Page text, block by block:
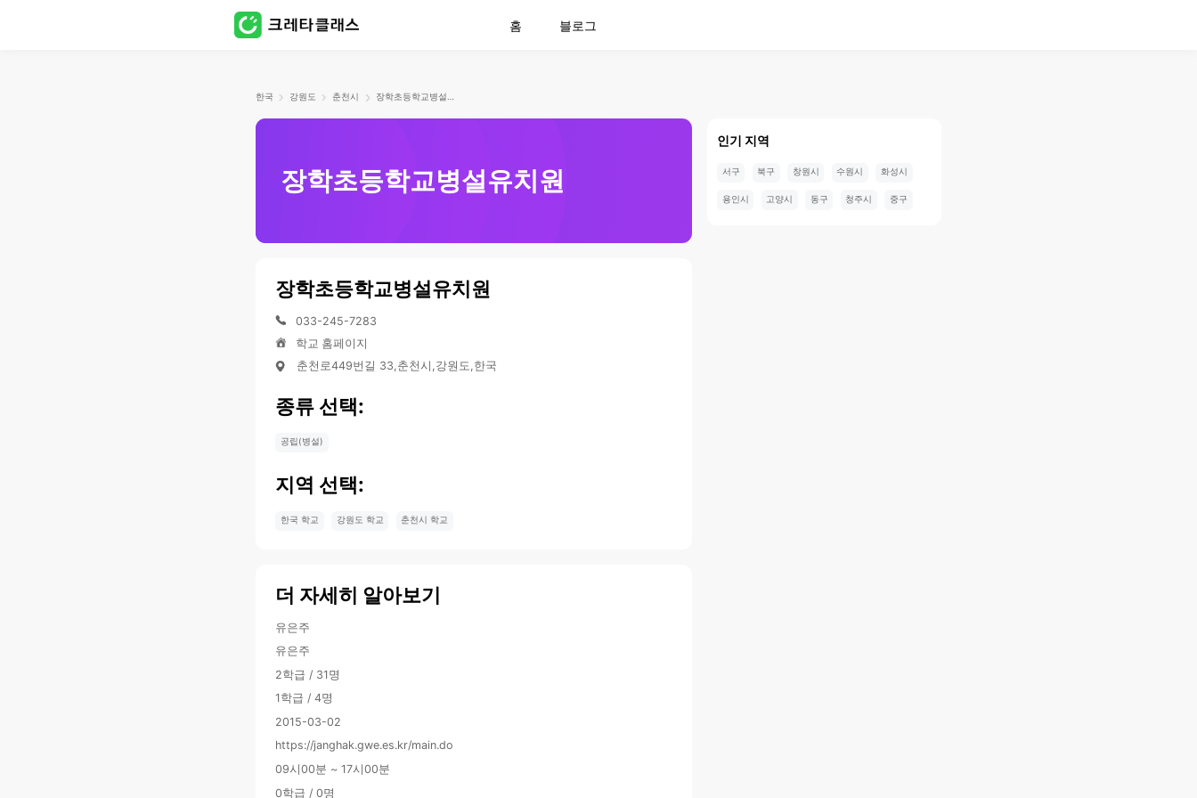
홈 블로그
한국 강원도 춘천시
장학초등학교병설유치원
장학초등학교병설유치원
033-245-7283
학교 홈페이지
춘천로449번길 33,춘천시,강원도,한국
종류 선택:
공립(병설)
지역 선택:
한국 학교 강원도 학교 춘천시 학교
더 자세히 알아보기
유은주
유은주
2학급 / 31명
1학급 / 4명
2015-03-02
https://janghak.gwe.es.kr/main.do
09시00분 ~ 17시00분
0학급 / 0명
인기 지역
서구 북구 창원시 수원시 화성시
용인시 고양시 동구 청주시 중구